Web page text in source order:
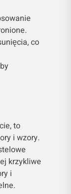
co
to
i wzory.
krzykliwe
i